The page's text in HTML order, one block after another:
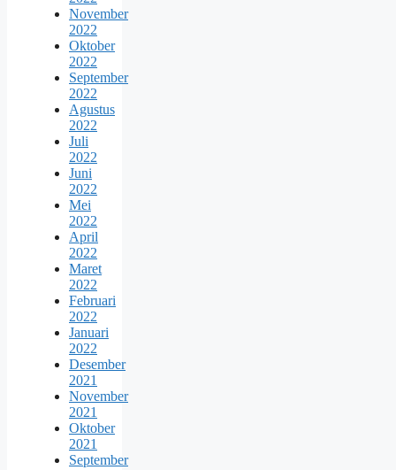
November
2022
Oktober
2022
September
2022
Agustus
2022
Juli
2022
Juni
2022
Mei
2022
April
2022
Maret
2022
Februari
2022
Januari
2022
Desember
2021
November
2021
Oktober
2021
September